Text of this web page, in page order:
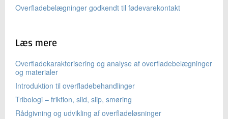
Overfladebelægninger godkendt til fødevarekontakt
Læs mere
Overfladekarakterisering og analyse af overfladebelægninger
og materialer
Introduktion til overfladebehandlinger
Tribologi – friktion, slid, slip, smøring
Rådgivning og udvikling af overfladeløsninger